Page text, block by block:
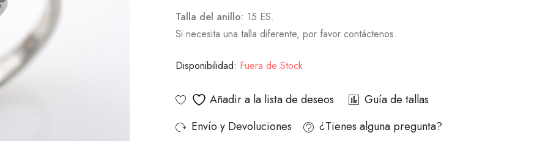
Talla del anillo: 15 ES.
Si necesita una talla diferente, por favor contáctenos.
Disponibilidad: Fuera de Stock
Añadir a la lista de deseos
Guía de tallas
Envío y Devoluciones
¿Tienes alguna pregunta?